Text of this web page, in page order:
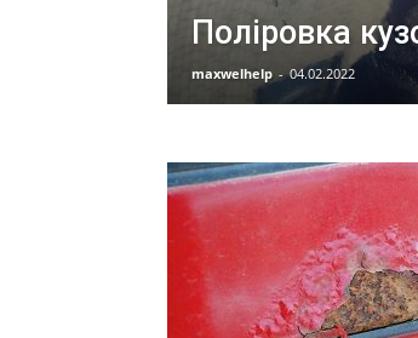
Поліровка
maxwelhelp - 04.02.2022